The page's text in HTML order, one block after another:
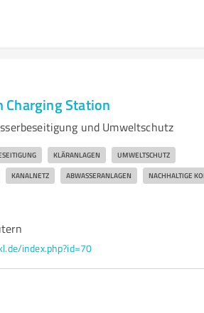
Charging Station
und Umweltschutz
KLÄRANLAGEN UMWELTSCHUTZ
KANALNETZ ABWASSERANLAGEN NACHHALTIGE
index.php?id=70